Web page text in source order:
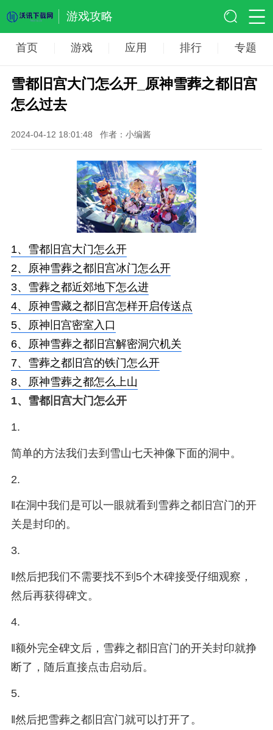
游戏攻略
首页 游戏 应用 排行 专题
雪都旧宫大门怎么开_原神雪葬之都旧宫
怎么过去
2024-04-12 18:01:48 作者：小编酱
1、 雪都旧宫大门怎么开
2、
原神雪葬之都旧宫冰门怎么开
3、 雪葬之都近郊地下怎么进
4、
原神雪藏之都旧宫怎样开启传送点
5、
原神旧宫密室入口
6、
原神雪葬之都旧宫解密洞穴机关
7、 雪葬之都旧宫的铁门怎么开
8、
原神雪葬之都怎么上山
1、 雪都旧宫大门怎么开
1.
简单的方法我们去到雪山七天神像下面的洞中。
2.
‖在洞中我们是可以一眼就看到雪葬之都旧宫门的开
关是封印的。
3.
‖然后把我们不需要找不到5个木碑接受仔细观察，
然后再获得碑文。
4.
‖额外完全碑文后，雪葬之都旧宫门的开关封印就挣
断了，随后直接点击启动后。
5.
‖然后把雪葬之都旧宫门就可以打开了。